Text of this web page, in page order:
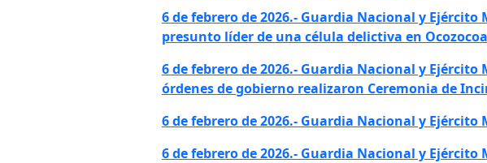
6 de febrero de 2026.- Guardia Nacional y
presunto líder de una célula delictiva en
6 de febrero de 2026.- Guardia Nacional y
órdenes de gobierno realizaron Ceremonia de
6 de febrero de 2026.- Guardia Nacional y
6 de febrero de 2026.- Guardia Nacional y